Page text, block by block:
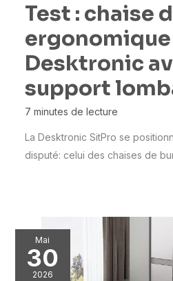
Test : chaise
ergonomique
Desktronic
support
7 minutes de lecture
La Desktronic SitPro se
disputé: celui des chaises de
Mai
30
2026